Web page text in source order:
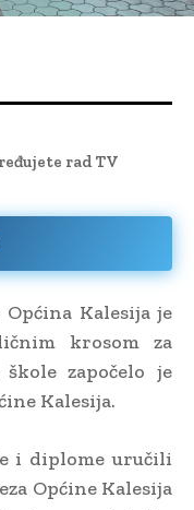
rad TV
Kalesija je
krosom za
započelo je
Kalesija.
i diplome uručili
Općine Kalesija